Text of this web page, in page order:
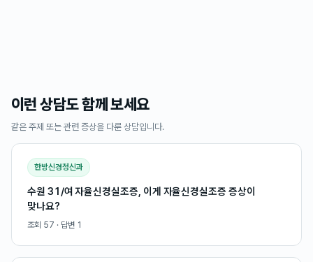
이런 상담도 함께 보세요
같은 주제 또는 관련 증상을 다룬 상담입니다.
한방신경정신과
수원 31/여 자율신경실조증, 이게 자율신경실조증 증상이
맞나요?
조회 57 · 답변 1